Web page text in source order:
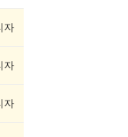
자
자
자